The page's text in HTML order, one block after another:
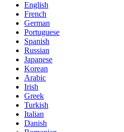
English
French
German
Portuguese
Spanish
Russian
Japanese
Korean
Arabic
Irish
Greek
Turkish
Italian
Danish